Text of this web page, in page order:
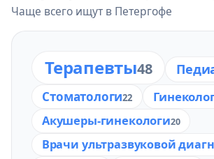
Чаще всего ищут в Петергофе
Терапевты48
Стоматологи22
Акушеры-гинекологи20
Врачи ультразвуковой